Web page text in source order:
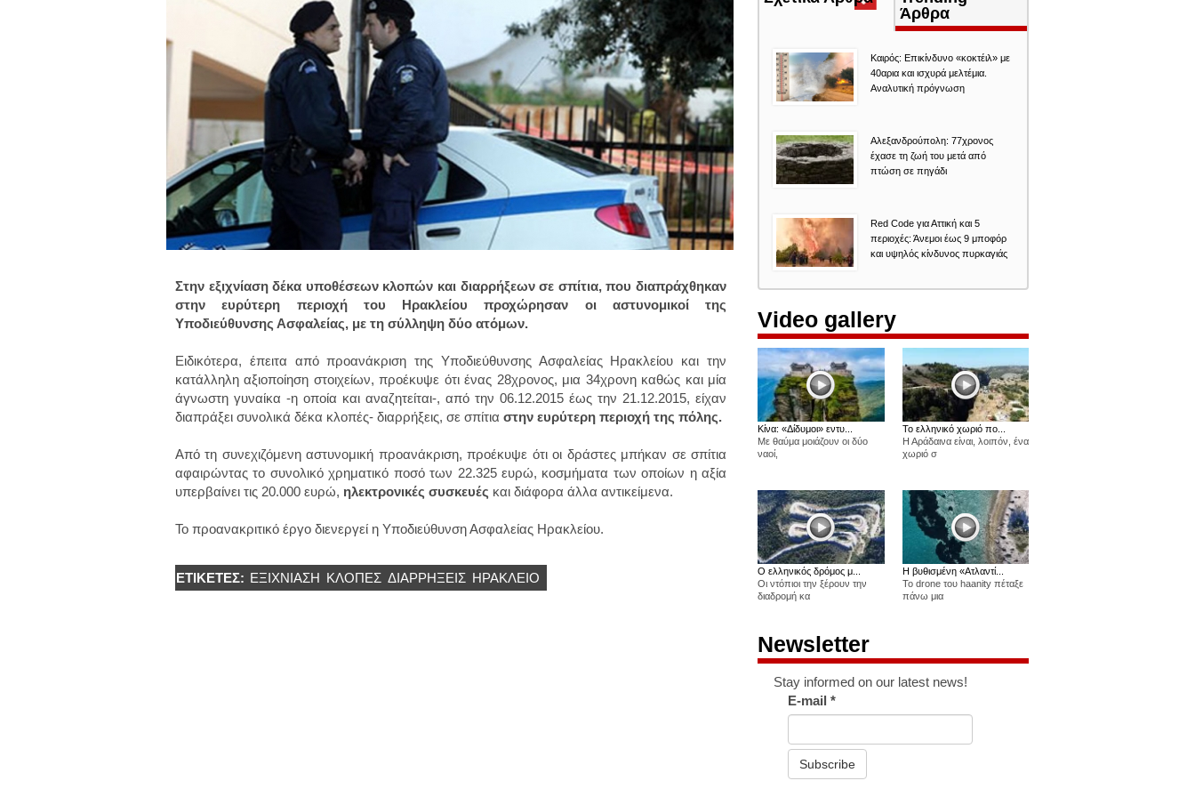
Στην εξιχνίαση δέκα υποθέσεων κλοπών και διαρρήξεων σε σπίτια, που διαπράχθηκαν
στην ευρύτερη περιοχή του Ηρακλείου προχώρησαν οι αστυνομικοί της
Υποδιεύθυνσης Ασφαλείας, με τη σύλληψη δύο ατόμων.
Ειδικότερα, έπειτα από προανάκριση της Υποδιεύθυνσης ΑσφαλείαςΗρακλείου και την
κατάλληλη αξιοποίηση στοιχείων, προέκυψε ότι ένας 28χρονος, μια 34χρονη καθώς και μία
άγνωστη γυναίκα -η οποία και αναζητείται-, από την 06.12.2015 έως την 21.12.2015, είχαν
διαπράξει συνολικά δέκα κλοπές- διαρρήξεις, σε σπίτια στην ευρύτερη περιοχή της πόλης.
Από τη συνεχιζόμενη αστυνομική προανάκριση, προέκυψε ότι οι δράστες μπήκαν σε σπίτια
αφαιρώντας το συνολικό χρηματικό ποσό των 22.325 ευρώ, κοσμήματα των οποίων η αξία
υπερβαίνει τις 20.000 ευρώ, ηλεκτρονικές συσκευές και διάφορα άλλα αντικείμενα.
Το προανακριτικό έργο διενεργεί η Υποδιεύθυνση Ασφαλείας Ηρακλείου.
ΕΤΙΚΈΤΕΣ: ΕΞΙΧΝΙΑΣΗ ΚΛΟΠΕΣ ΔΙΑΡΡΉΞΕΙΣ ΗΡΆΚΛΕΙΟ
καρτέλα)
Άρθρα
Καιρός: Επικίνδυνο «κοκτέιλ» με
40αρια και ισχυρά μελτέμια.
Αναλυτική πρόγνωση
Αλεξανδρούπολη: 77χρονος
έχασε τη ζωή του μετά από
πτώση σε πηγάδι
Red Code για Αττική και 5
περιοχές: Άνεμοι έως 9 μποφόρ
και υψηλός κίνδυνος πυρκαγιάς
Video gallery
Κίνα: «Δίδυμοι» εντυ...
Με θαύμα μοιάζουν οι δύο
ναοί,
Το ελληνικό χωριό πο...
Η Αράδαινα είναι, λοιπόν, ένα
χωριό σ
Ο ελληνικός δρόμος μ...
Οι ντόπιοι την ξέρουν την
διαδρομή κα
Η βυθισμένη «Ατλαντί...
Το drone του haanity πέταξε
πάνω μια
Newsletter
Stay informed on our latest news!
E-mail*
Subscribe